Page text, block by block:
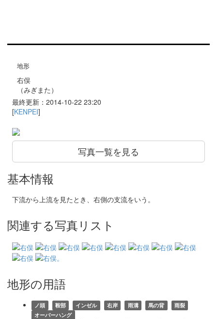
地形
右俣
（みぎまた）
最終更新：2014-10-22 23:20
[KENPEI]
写真一覧を見る
基本情報
下流から上流を見たとき、右側の支流をいう。
関連する写真リスト
地形の用語
ノ頭 鞍部 インゼル 右岸 雨溝 馬の背
雨裂
オーバーハング